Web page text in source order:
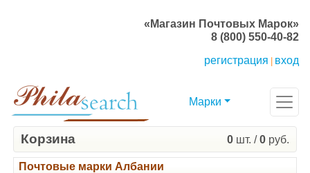
«Магазин Почтовых Марок»
8 (800) 550-40-82
регистрация
вход
Марки
Корзина 0 шт. /0 руб.
Почтовые марки Албании